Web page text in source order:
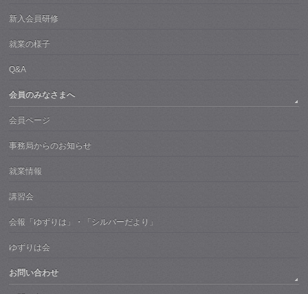
新入会員研修
就業の様子
Q&A
会員のみなさまへ
会員ページ
事務局からのお知らせ
就業情報
講習会
会報「ゆずりは」・「シルバーだより」
ゆずりは会
お問い合わせ